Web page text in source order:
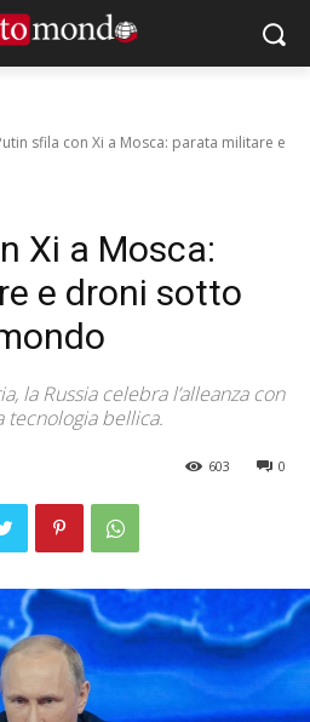
sfila con Xi a Mosca: parata militare e
Xi a Mosca:
e droni sotto
la Russia celebra l’alleanza con
tecnologia bellica.
0
603